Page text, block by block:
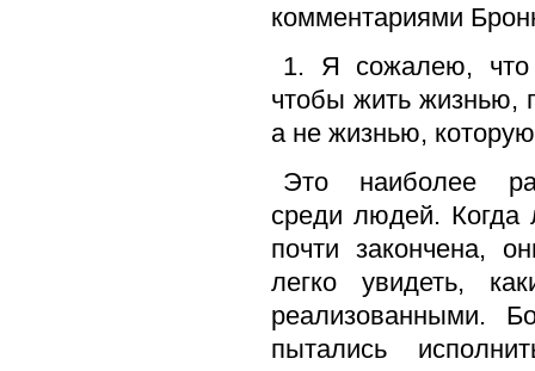
комментариями
1. Я сожалею,
чтобы жить жизнью,
а не жизнью,
Это наиболее
среди людей. Когда
почти закончена,
легко увидеть,
реализованными.
пытались